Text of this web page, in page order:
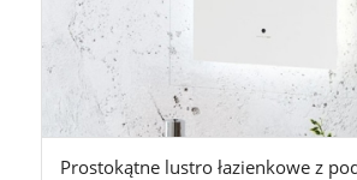
Prostokątne lustro łazienkowe z